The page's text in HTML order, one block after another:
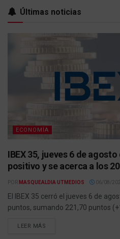
Últimas noticias
ECONOMÍA
IBEX 35, jueves 6 de
positivo y se acerca a los
POR MASQUEALDIA UTMEDIOS 06/08/
El IBEX 35 cerró el jueves 6 de
puntos, sumando 221,70 puntos
LEER MÁS